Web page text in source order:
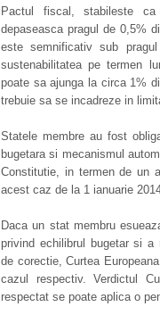
Pactul fiscal, stabileste
depaseasca pragul de 0,5%
este semnificativ sub
sustenabilitatea pe termen
poate sa ajunga la circa 1%
trebuie sa se incadreze in
Statele membre au fost
bugetara si mecanismul
Constitutie, in termen de un
acest caz de la 1 ianuarie
Daca un stat membru
privind echilibrul bugetar si a
de corectie, Curtea
cazul respectiv. Verdictul
respectat se poate aplica o